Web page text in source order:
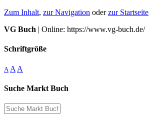
Zum Inhalt, zur Navigation oderzur Startseite
VG Buch | Online: https://www.vg-buch.de/
Schriftgröße
A A A
Suche Markt Buch